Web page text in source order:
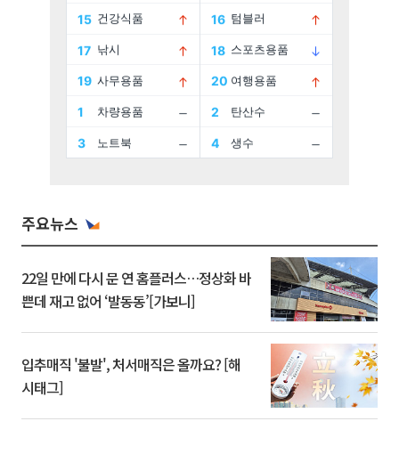
주요뉴스
22일 만에 다시 문 연 홈플러스…정상화 바
쁜데 재고 없어 ‘발동동’[가보니]
입추매직 '불발', 처서매직은 올까요? [해
시태그]